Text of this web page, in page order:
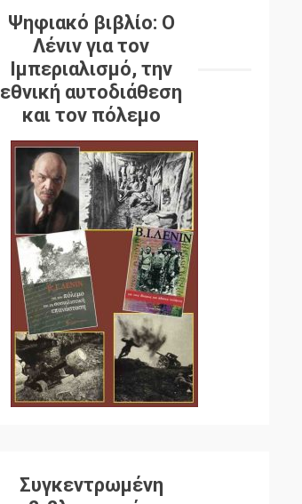
Ψηφιακό βιβλίο: Ο
Λένιν για τον
Ιμπεριαλισμό, την
εθνική αυτοδιάθεση
και τον πόλεμο
Συγκεντρωμένη